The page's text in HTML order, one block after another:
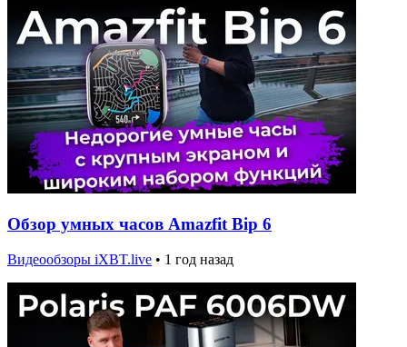
Обзор умных часов Amazfit Bip 6
Видеообзоры iXBT.live • 1 год назад